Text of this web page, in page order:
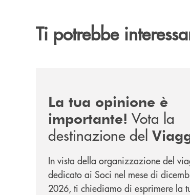
Ti potrebbe
La tua opinione è
importante! Vota la
destinazione del
Soci di Dicembre
In vista della organizzazione del
dedicato ai Soci nel mese di
2026, ti chiediamo di esprimere la